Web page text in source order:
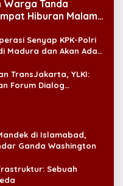
Warga Tanda
Hiburan Malam
Senyap KPK-Polri
Madura dan Akan Ada
TransJakarta, YLKI:
Forum Dialog
di Islamabad,
Ganda Washington
Sebuah